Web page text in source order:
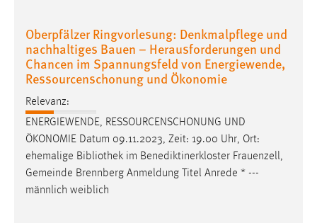
Oberpfälzer Ringvorlesung: Denkmalpflege und
nachhaltiges Bauen – Herausforderungen und
Chancen im Spannungsfeld von Energiewende,
Ressourcenschonung und Ökonomie
Relevanz:
ENERGIEWENDE, RESSOURCENSCHONUNG UND
ÖKONOMIE Datum 09.11.2023, Zeit: 19.00 Uhr, Ort:
ehemalige Bibliothek im Benediktinerkloster Frauenzell,
Gemeinde Brennberg Anmeldung Titel Anrede * ---
männlich weiblich